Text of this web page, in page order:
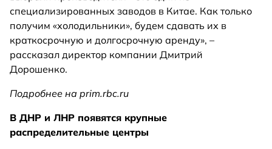
специализированных заводов в Китае. Как только
получим «холодильники», будем сдавать их в
краткосрочную и долгосрочную аренду», –
рассказал директор компании Дмитрий
Дорошенко.
Подробнее на prim.rbc.ru
В ДНР и ЛНР появятся крупные
распределительные центры